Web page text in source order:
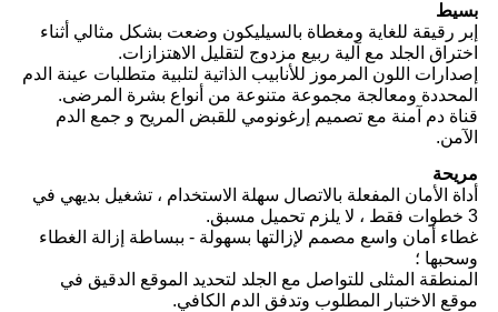
بسيط
إبر رقيقة للغاية ومغطاة بالسيليكون وضعت بشكل مثالي أثناء
اختراق الجلد مع آلية ربيع مزدوج لتقليل الاهتزازات.
إصدارات اللون المرموز للأنابيب الذاتية لتلبية متطلبات عينة الدم
المحددة ومعالجة مجموعة متنوعة من أنواع بشرة المرضى.
قناة دم آمنة مع تصميم إرغونومي للقبض المريح و جمع الدم
الآمن.
مريحة
أداة الأمان المفعلة بالاتصال سهلة الاستخدام ، تشغيل بديهي في
3 خطوات فقط ، لا يلزم تحميل مسبق.
غطاء أمان واسع مصمم لإزالتها بسهولة - ببساطة إزالة الغطاء
وسحبها ؛
المنطقة المثلى للتواصل مع الجلد لتحديد الموقع الدقيق في
موقع الاختبار المطلوب وتدفق الدم الكافي.